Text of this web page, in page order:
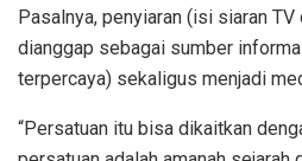
Pasalnya, penyiaran (isi siaran
dianggap sebagai sumber
terpercaya) sekaligus menjadi
“Persatuan itu bisa dikaitkan